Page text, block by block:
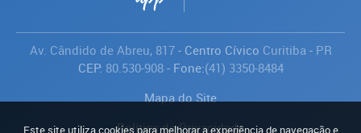
Av. Cândido de Abreu, 817- Centro Cívico Curitiba - PR
CEP: 80.530-908- Fone:(41) 3350-8484
Mapa do Site
Política de Privacidade
Este site utiliza cookies para melhorar a experiência de navegação e